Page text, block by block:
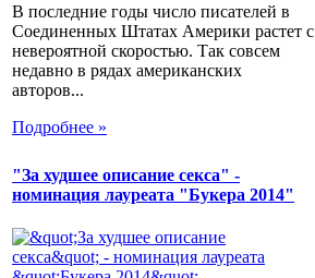
В последние годы число писателей в
Соединенных Штатах Америки растет с
невероятной скоростью. Так совсем
недавно в рядах американских
авторов...
Подробнее »
"За худшее описание секса" -
номинация лауреата "Букера 2014"